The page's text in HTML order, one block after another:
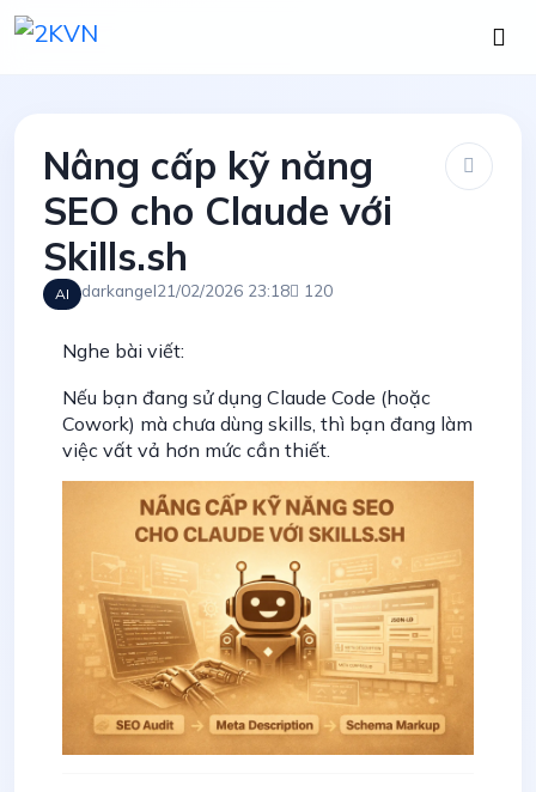
Nâng cấp kỹ năng
SEO cho Claude với
Skills.sh
AI darkangel21/02/2026 23:18 120
Nghe bài viết:
Nếu bạn đang sử dụng Claude Code (hoặc
Cowork) mà chưa dùng skills, thì bạn đang làm
việc vất vả hơn mức cần thiết.